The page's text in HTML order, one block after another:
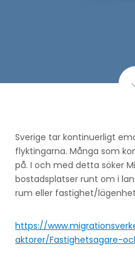
Sverige tar kontinuerligt
flyktingarna. Många som
på. I och med detta söker
bostadsplatser runt om i
rum eller fastighet/
https://
aktorer/Fastighetsagare-